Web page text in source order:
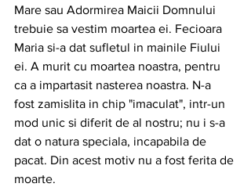
Mare sau Adormirea Maicii Domnului
trebuie sa vestim moartea ei. Fecioara
Maria si-a dat sufletul in mainile Fiului
ei. A murit cu moartea noastra, pentru
ca a impartasit nasterea noastra. N-a
fost zamislita in chip "imaculat", intr-un
mod unic si diferit de al nostru; nu i s-a
dat o natura speciala, incapabila de
pacat. Din acest motiv nu a fost ferita de
moarte.